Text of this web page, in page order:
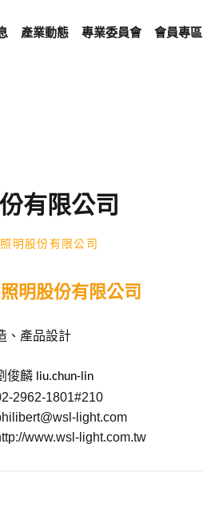
產業動態 專業委員會 會員專區
有限公司
明股份有限公司
明股份有限公司
、產品設計
俊麟 liu.chun-lin
2962-1801#210
light.com
www.wsl-light.com.tw